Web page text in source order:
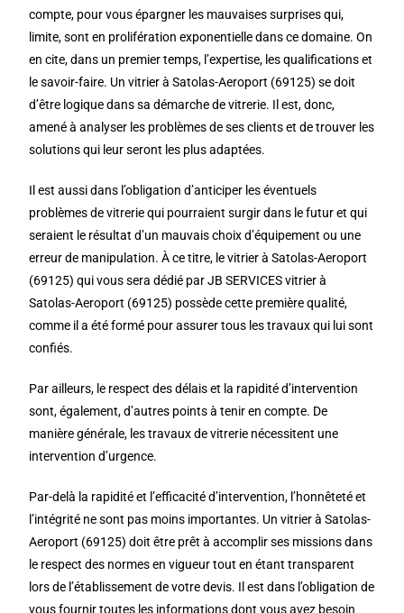
compte, pour vous épargner les mauvaises surprises qui,
limite, sont en prolifération exponentielle dans ce domaine. On
en cite, dans un premier temps, l’expertise, les qualifications et
le savoir-faire. Un vitrier à Satolas-Aeroport (69125) se doit
d’être logique dans sa démarche de vitrerie. Il est, donc,
amené à analyser les problèmes de ses clients et de trouver les
solutions qui leur seront les plus adaptées.
Il est aussi dans l’obligation d’anticiper les éventuels
problèmes de vitrerie qui pourraient surgir dans le futur et qui
seraient le résultat d’un mauvais choix d’équipement ou une
erreur de manipulation. À ce titre, le vitrier à Satolas-Aeroport
(69125) qui vous sera dédié par JB SERVICES vitrier à
Satolas-Aeroport (69125) possède cette première qualité,
comme il a été formé pour assurer tous les travaux qui lui sont
confiés.
Par ailleurs, le respect des délais et la rapidité d’intervention
sont, également, d’autres points à tenir en compte. De
manière générale, les travaux de vitrerie nécessitent une
intervention d’urgence.
Par-delà la rapidité et l’efficacité d’intervention, l’honnêteté et
l’intégrité ne sont pas moins importantes. Un vitrier à Satolas-
Aeroport (69125) doit être prêt à accomplir ses missions dans
le respect des normes en vigueur tout en étant transparent
lors de l’établissement de votre devis. Il est dans l’obligation de
vous fournir toutes les informations dont vous avez besoin